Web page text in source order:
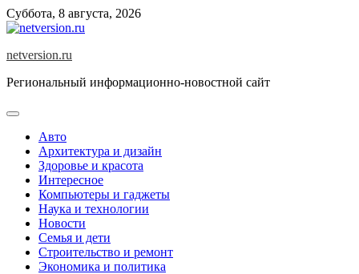
Skip
to
Суббота, 8 августа, 2026
netversion.ru
Региональный информационно-новостной сайт
Авто
Архитектура и дизайн
Здоровье и красота
Интересное
Компьютеры и гаджеты
Наука и технологии
Новости
Семья и дети
Строительство и ремонт
Экономика и политика